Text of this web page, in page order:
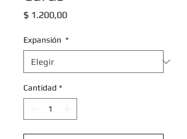
$ 1.200,00Precio
Expansión *
Cantidad *